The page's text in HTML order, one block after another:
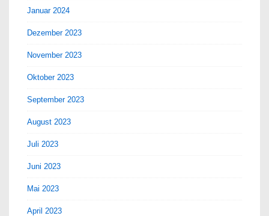
Januar 2024
Dezember 2023
November 2023
Oktober 2023
September 2023
August 2023
Juli 2023
Juni 2023
Mai 2023
April 2023